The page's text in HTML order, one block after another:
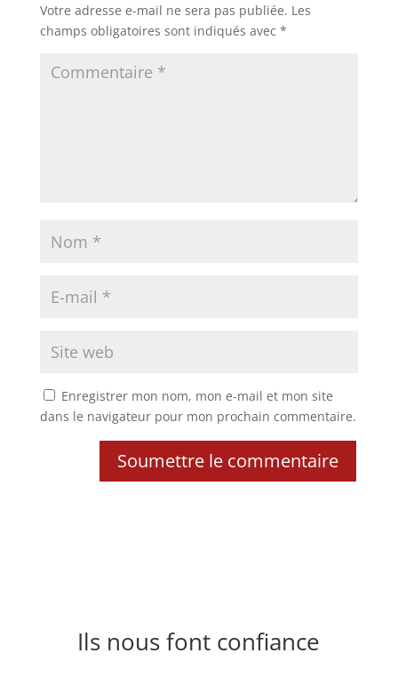
Votre adresse e-mail ne sera pas publiée. Les
champs obligatoires sont indiqués avec *
Enregistrer mon nom, mon e-mail et mon site
dans le navigateur pour mon prochain commentaire.
Soumettre le commentaire
Ils nous font confiance